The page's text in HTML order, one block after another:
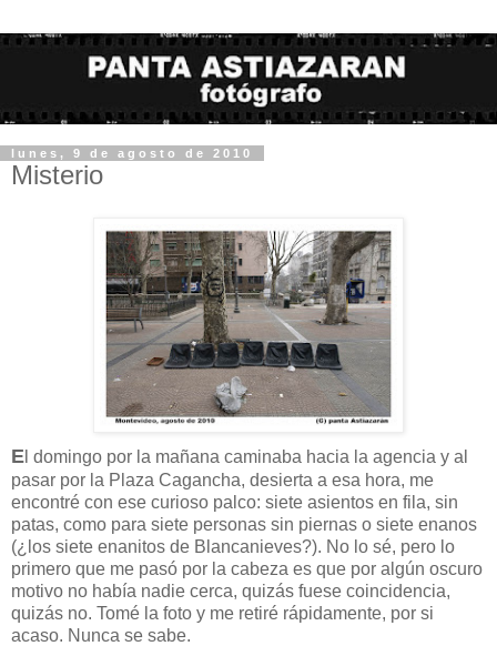
lunes, 9 de agosto de 2010
Misterio
E l domingo por la mañana caminaba hacia la agencia y al
pasar por la Plaza Cagancha, desierta a esa hora, me
encontré con ese curioso palco: siete asientos en fila, sin
patas, como para siete personas sin piernas o siete enanos
(¿los siete enanitos de Blancanieves?). No lo sé, pero lo
primero que me pasó por la cabeza es que por algún oscuro
motivo no había nadie cerca, quizás fuese coincidencia,
quizás no. Tomé la foto y me retiré rápidamente, por si
acaso. Nunca se sabe.